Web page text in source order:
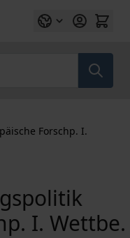
Forschp. I.
I. Wettbe.